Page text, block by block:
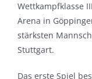
Wettkampfklasse
Arena in
stärksten
Stuttgart.
Das erste Spiel